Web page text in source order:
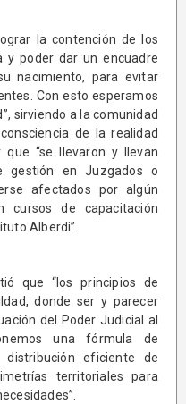
la contención de los
y poder dar un encuadre
nacimiento, para evitar
Con esto esperamos
sirviendo a la comunidad
de la realidad
que “se llevaron y llevan
gestión en Juzgados o
afectados por algún
cursos de capacitación
Alberdi”.
que “los principios de
donde ser y parecer
del Poder Judicial al
una fórmula de
eficiente de
territoriales para